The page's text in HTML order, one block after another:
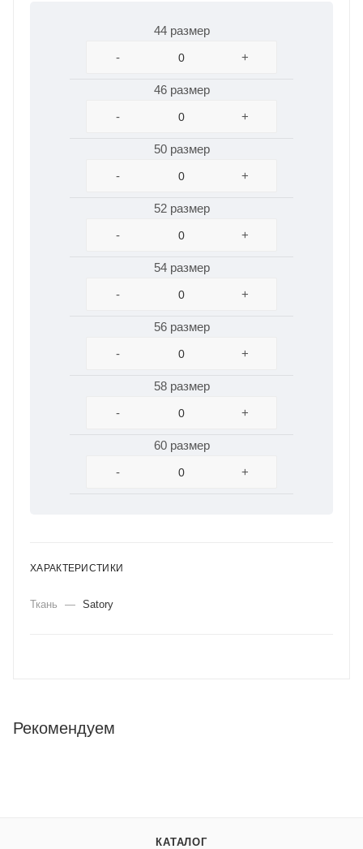
44 размер
-
+
46 размер
-
+
50 размер
-
+
52 размер
-
+
54 размер
-
+
56 размер
-
+
58 размер
-
+
60 размер
-
+
ХАРАКТЕРИСТИКИ
Ткань — Satory
Рекомендуем
КАТАЛОГ